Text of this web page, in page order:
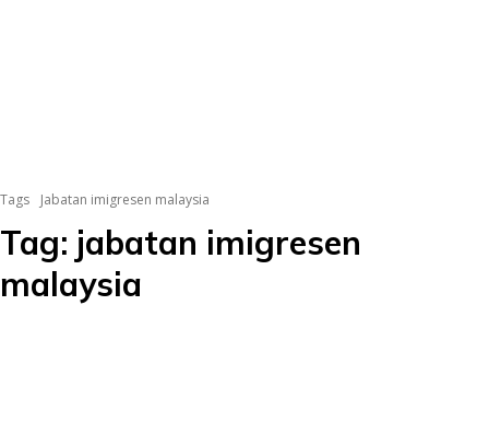
Tags Jabatan imigresen malaysia
Tag: jabatan imigresen
malaysia